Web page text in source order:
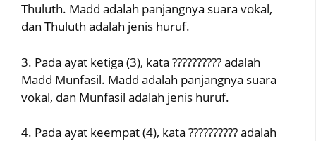
Thuluth. Madd adalah panjangnya suara vokal,
dan Thuluth adalah jenis huruf.
3. Pada ayat ketiga (3), kata ?????????? adalah
Madd Munfasil. Madd adalah panjangnya suara
vokal, dan Munfasil adalah jenis huruf.
4. Pada ayat keempat (4), kata ?????????? adalah